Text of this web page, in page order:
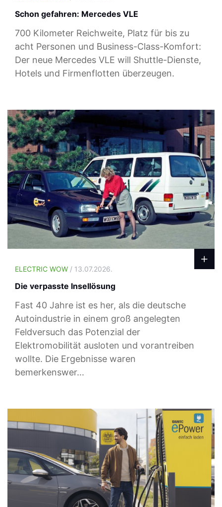
Schon gefahren: Mercedes VLE
700 Kilometer Reichweite, Platz für bis zu
acht Personen und Business-Class-Komfort:
Der neue Mercedes VLE will Shuttle-Dienste,
Hotels und Firmenflotten überzeugen.
ELECTRIC WOW / 13.07.2026.
Die verpasste Insellösung
Fast 40 Jahre ist es her, als die deutsche
Autoindustrie in einem groß angelegten
Feldversuch das Potenzial der
Elektromobilität ausloten und vorantreiben
wollte. Die Ergebnisse waren
bemerkenswer...